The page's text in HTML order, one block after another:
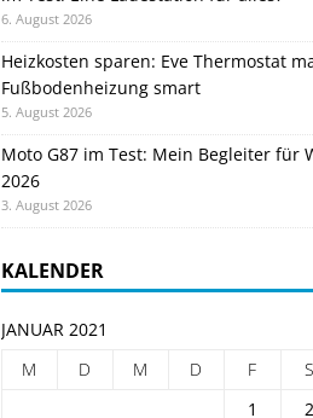
6. August 2026
Heizkosten sparen: Eve Thermostat
Fußbodenheizung smart
5. August 2026
Moto G87 im Test: Mein Begleiter für
2026
3. August 2026
KALENDER
JANUAR 2021
M
D M D F S
1
2